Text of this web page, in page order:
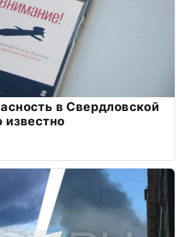
в Свердловской
известно